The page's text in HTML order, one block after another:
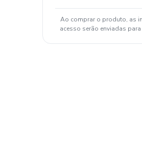
Ao comprar o produto, as
acesso serão enviadas